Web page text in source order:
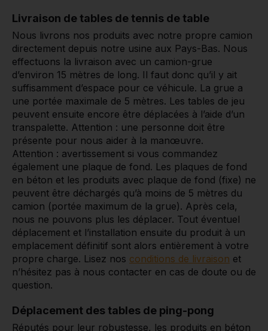
Livraison de tables de tennis de table
Nous livrons nos produits avec notre propre camion
directement depuis notre usine aux Pays-Bas. Nous
effectuons la livraison avec un camion-grue
d’environ 15 mètres de long. Il faut donc qu’il y ait
suffisamment d’espace pour ce véhicule. La grue a
une portée maximale de 5 mètres. Les tables de jeu
peuvent ensuite encore être déplacées à l’aide d’un
transpalette. Attention : une personne doit être
présente pour nous aider à la manœuvre.
Attention : avertissement si vous commandez
également une plaque de fond. Les plaques de fond
en béton et les produits avec plaque de fond (fixe) ne
peuvent être déchargés qu’à moins de 5 mètres du
camion (portée maximum de la grue). Après cela,
nous ne pouvons plus les déplacer. Tout éventuel
déplacement et l’installation ensuite du produit à un
emplacement définitif sont alors entièrement à votre
propre charge. Lisez nos conditions de livraison et
n’hésitez pas à nous contacter en cas de doute ou de
question.
Déplacement des tables de ping-pong
Réputés pour leur robustesse, les produits en béton